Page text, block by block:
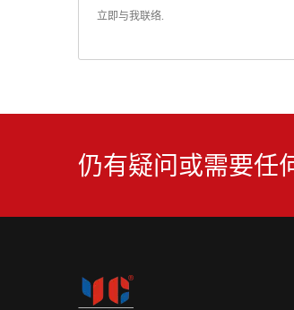
立即与我联络
仍有疑问或需要任